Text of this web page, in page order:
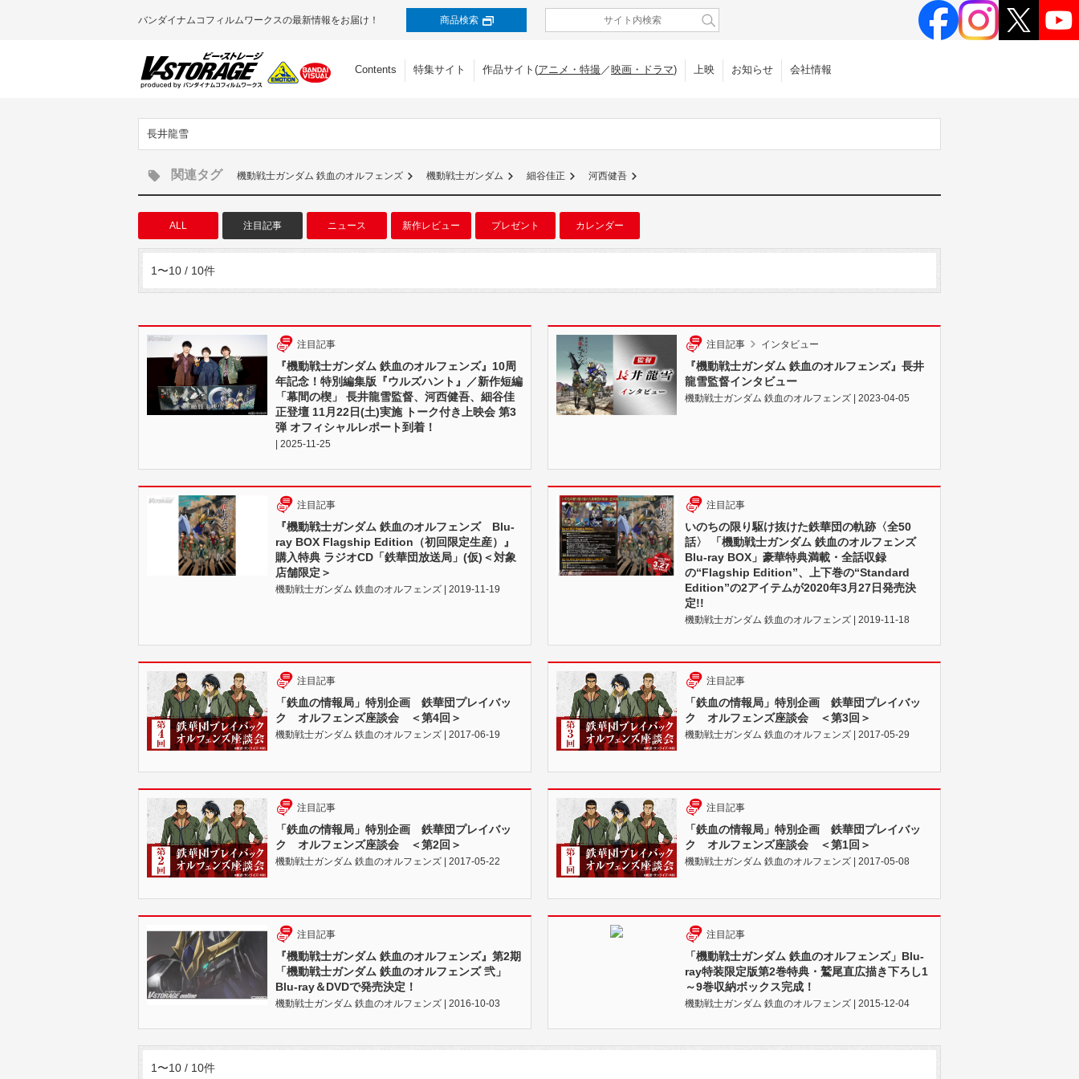
バンダイナムコフィルムワークスの最新情報をお届け！ 商品検索
Contents 特集サイト 作品サイト(アニメ・特撮／映画・ドラマ) 上映 お知らせ 会社情報
長井龍雪
関連タグ 機動戦士ガンダム 鉄血のオルフェンズ 機動戦士ガンダム 細谷佳正 河西健吾
ALL 注目記事 ニュース 新作レビュー プレゼント カレンダー
1〜10 / 10件
注目記事
『機動戦士ガンダム 鉄血のオルフェンズ』10周
年記念！特別編集版『ウルズハント』／新作短編
「幕間の楔」 長井龍雪監督、河西健吾、細谷佳
正登壇 11月22日(土)実施 トーク付き上映会 第3
弾 オフィシャルレポート到着！
| 2025-11-25
注目記事 インタビュー
『機動戦士ガンダム 鉄血のオルフェンズ』長井
龍雪監督インタビュー
機動戦士ガンダム 鉄血のオルフェンズ | 2023-04-05
注目記事
『機動戦士ガンダム 鉄血のオルフェンズ Blu-
ray BOX Flagship Edition（初回限定生産）』
購入特典 ラジオCD「鉄華団放送局」(仮)＜対象
店舗限定＞
機動戦士ガンダム 鉄血のオルフェンズ | 2019-11-19
注目記事
いのちの限り駆け抜けた鉄華団の軌跡〈全50
話〉 「機動戦士ガンダム 鉄血のオルフェンズ
Blu-ray BOX」豪華特典満載・全話収録
の“Flagship Edition”、上下巻の“Standard
Edition”の2アイテムが2020年3月27日発売決
定!!
機動戦士ガンダム 鉄血のオルフェンズ | 2019-11-18
注目記事
「鉄血の情報局」特別企画 鉄華団プレイバッ
ク オルフェンズ座談会 ＜第4回＞
機動戦士ガンダム 鉄血のオルフェンズ | 2017-06-19
注目記事
「鉄血の情報局」特別企画 鉄華団プレイバッ
ク オルフェンズ座談会 ＜第3回＞
機動戦士ガンダム 鉄血のオルフェンズ | 2017-05-29
注目記事
「鉄血の情報局」特別企画 鉄華団プレイバッ
ク オルフェンズ座談会 ＜第2回＞
機動戦士ガンダム 鉄血のオルフェンズ | 2017-05-22
注目記事
「鉄血の情報局」特別企画 鉄華団プレイバッ
ク オルフェンズ座談会 ＜第1回＞
機動戦士ガンダム 鉄血のオルフェンズ | 2017-05-08
注目記事
『機動戦士ガンダム 鉄血のオルフェンズ』第2期
「機動戦士ガンダム 鉄血のオルフェンズ 弐」
Blu-ray＆DVDで発売決定！
機動戦士ガンダム 鉄血のオルフェンズ | 2016-10-03
注目記事
「機動戦士ガンダム 鉄血のオルフェンズ」Blu-
ray特装限定版第2巻特典・鷲尾直広描き下ろし1
～9巻収納ボックス完成！
機動戦士ガンダム 鉄血のオルフェンズ | 2015-12-04
1〜10 / 10件